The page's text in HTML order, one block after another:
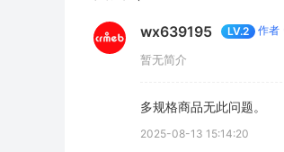
wx639195 LV.2 作者
暂无简介
多规格商品无此问题。
2025-08-13 15:14:20